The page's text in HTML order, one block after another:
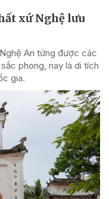
xứ Nghệ lưu
An từng được các
phong, nay là di tích
gia.